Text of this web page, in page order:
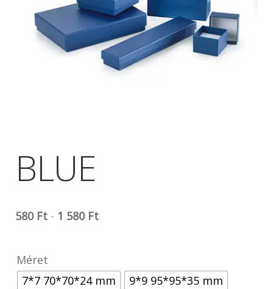
BLUE
580 Ft - 1 580 Ft
Méret
7*7 70*70*24 mm
9*9 95*95*35 mm